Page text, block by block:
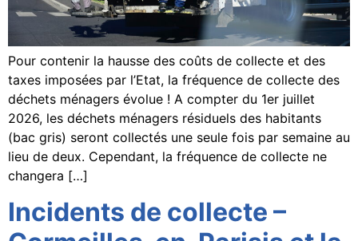
Pour contenir la hausse des coûts de collecte et des
taxes imposées par l’Etat, la fréquence de collecte des
déchets ménagers évolue ! A compter du 1er juillet
2026, les déchets ménagers résiduels des habitants
(bac gris) seront collectés une seule fois par semaine au
lieu de deux. Cependant, la fréquence de collecte ne
changera […]
Incidents de collecte –